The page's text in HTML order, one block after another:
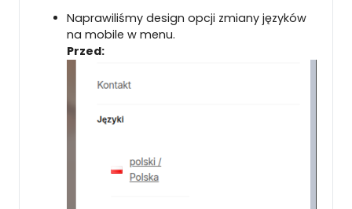
Naprawiliśmy design opcji zmiany języków
na mobile w menu.
Przed: